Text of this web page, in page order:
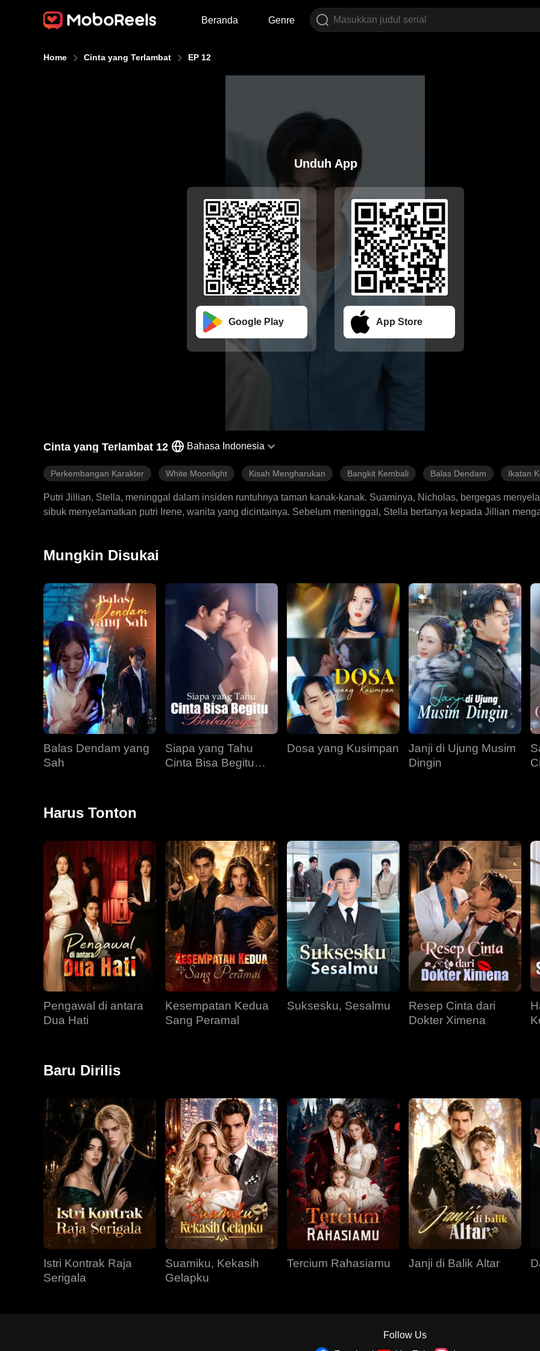
Beranda Genre
Home Cinta yang Terlambat EP 12
Unduh App
Google Play App Store
Cinta yang Terlambat 12 Bahasa Indonesia
Perkembangan Karakter White Moonlight Kisah Mengharukan Bangkit Kembali Balas Dendam Ikatan
Putri Jillian, Stella, meninggal dalam insiden runtuhnya taman kanak-kanak. Suaminya, Nicholas, bergegas
sibuk menyelamatkan putri Irene, wanita yang dicintainya. Sebelum meninggal, Stella bertanya kepada Jillian
dengan ketidakhadiran Nicholas di pemakaman, Jillian menuntut cerai. Setelah diselidiki oleh Aydan, Jillian
Mungkin Disukai
Balas Dendam yang
Sah
Siapa yang Tahu
Cinta Bisa Begitu
Dosa yang Kusimpan
Janji di Ujung Musim
Dingin
Harus Tonton
Pengawal di antara
Dua Hati
Kesempatan Kedua
Sang Peramal
Suksesku, Sesalmu
Resep Cinta dari
Dokter Ximena
Baru Dirilis
Istri Kontrak Raja
Serigala
Suamiku, Kekasih
Gelapku
Tercium Rahasiamu Janji di Balik Altar
Follow Us